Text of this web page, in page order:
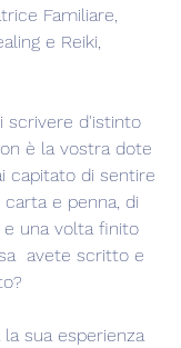
Familiare,
e Reiki,
scrivere d'istinto
è la vostra dote
capitato di sentire
e penna, di
una volta finito
avete scritto e
sua esperienza